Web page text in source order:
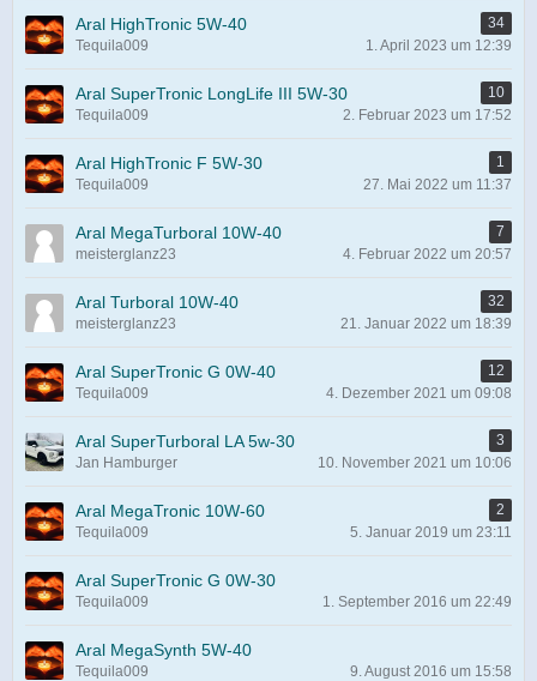
Aral HighTronic 5W-40
34
Tequila009
1. April 2023 um 12:39
Aral SuperTronic LongLife III 5W-30
10
Tequila009
2. Februar 2023 um 17:52
Aral HighTronic F 5W-30
1
Tequila009
27. Mai 2022 um 11:37
Aral MegaTurboral 10W-40
7
meisterglanz23
4. Februar 2022 um 20:57
Aral Turboral 10W-40
32
meisterglanz23
21. Januar 2022 um 18:39
Aral SuperTronic G 0W-40
12
Tequila009
4. Dezember 2021 um 09:08
Aral SuperTurboral LA 5w-30
3
Jan Hamburger
10. November 2021 um 10:06
Aral MegaTronic 10W-60
2
Tequila009
5. Januar 2019 um 23:11
Aral SuperTronic G 0W-30
Tequila009 1. September 2016 um 22:49
Aral MegaSynth 5W-40
Tequila009 9. August 2016 um 15:58